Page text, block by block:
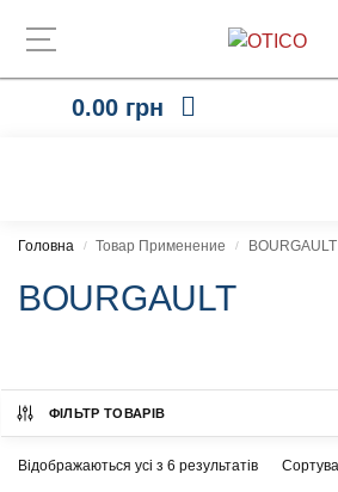
0.00 грн
Головна / Товар Применение / BOURGAULT
BOURGAULT
ФІЛЬТР ТОВАРІВ
Відображаються усі з 6 результатів